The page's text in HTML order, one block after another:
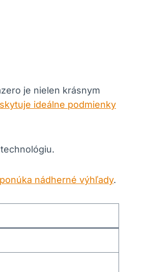
je nielen krásnym
ideálne podmienky
nádherné výhľady.